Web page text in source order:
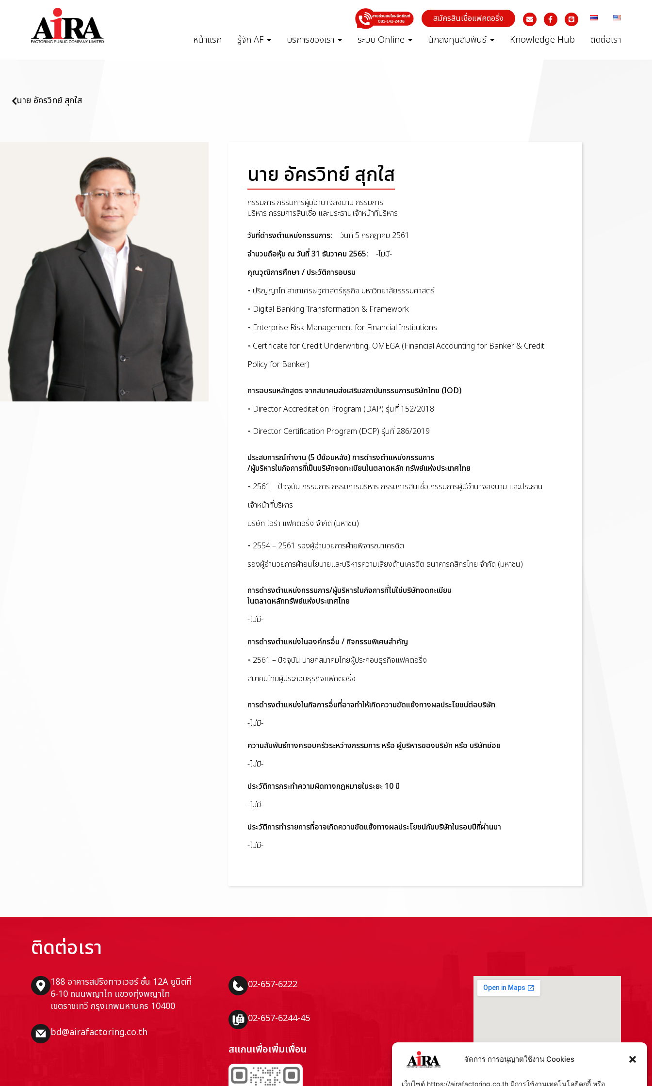
จัดการ การอนุญาตใช้งาน Cookies
เว็บไซต์ https://airafactoring.co.th มีการใช้งานเทคโนโลยีคุกกี้ หรือ
สมัครสินเชื่อแฟคตอริ่ง
หน้าแรก รู้จัก AF บริการของเรา ระบบ Online นักลงทุนสัมพันธ์ Knowledge Hub ติดต่อเรา
นาย อัครวิทย์ สุกใส
นาย อัครวิทย์ สุกใส
กรรมการ กรรมการผู้มีอำนาจลงนาม กรรมการ
บริหาร กรรมการสินเชื่อ และประธานเจ้าหน้าที่บริหาร
วันที่ดำรงตำแหน่งกรรมการ:
วันที่ 5 กรกฎาคม 2561
จำนวนถือหุ้น ณ วันที่ 31 ธันวาคม 2565:
-ไม่มี-
คุณวุฒิการศึกษา / ประวัติการอบรม
• ปริญญาโท สาขาเศรษฐศาสตร์ธุรกิจ มหาวิทยาลัยธรรมศาสตร์
• Digital Banking Transformation & Framework
• Enterprise Risk Management for Financial Institutions
• Certificate for Credit Underwriting, OMEGA (Financial Accounting for Banker & Credit
Policy for Banker)
การอบรมหลักสูตร จากสมาคมส่งเสริมสถาบันกรรมการบริษัทไทย (IOD)
• Director Accreditation Program (DAP) รุ่นที่ 152/2018
• Director Certification Program (DCP) รุ่นที่ 286/2019
ประสบการณ์ทำงาน (5 ปีย้อนหลัง) การดำรงตำแหน่งกรรมการ
/ผู้บริหารในกิจการที่เป็นบริษัทจดทะเบียนในตลาดหลัก ทรัพย์แห่งประเทศไทย
• 2561 – ปัจจุบัน กรรมการ กรรมการบริหาร กรรมการสินเชื่อ กรรมการผู้มีอำนาจลงนาม และประธาน
เจ้าหน้าที่บริหาร
บริษัท ไอร่า แฟคตอริ่ง จำกัด (มหาชน)
• 2554 – 2561 รองผู้อำนวยการฝ่ายพิจารณาเครดิต
รองผู้อำนวยการฝ่ายนโยบายและบริหารความเสี่ยงด้านเครดิต ธนาคารกสิกรไทย จำกัด (มหาชน)
การดำรงตำแหน่งกรรมการ/ผู้บริหารในกิจการที่ไม่ใช่บริษัทจดทะเบียน
ในตลาดหลักทรัพย์แห่งประเทศไทย
-ไม่มี-
การดำรงตำแหน่งในองค์กรอื่น / กิจกรรมพิเศษสำคัญ
• 2561 – ปัจจุบัน นายกสมาคมไทยผู้ประกอบธุรกิจแฟคตอริ่ง
สมาคมไทยผู้ประกอบธุรกิจแฟคตอริ่ง
การดำรงตำแหน่งในกิจการอื่นที่อาจทำให้เกิดความขัดแย้งทางผลประโยชน์ต่อบริษัท
-ไม่มี-
ความสัมพันธ์ทางครอบครัวระหว่างกรรมการ หรือ ผู้บริหารของบริษัท หรือ บริษัทย่อย
-ไม่มี-
ประวัติการกระทำความผิดทางกฎหมายในระยะ 10 ปี
-ไม่มี-
ประวัติการทำรายการที่อาจเกิดความขัดแย้งทางผลประโยชน์กับบริษัทในรอบปีที่ผ่านมา
-ไม่มี-
ติดต่อเรา
188 อาคารสปริงทาวเวอร์ ชั้น 12A ยูนิตที่
6-10 ถนนพญาไท แขวงทุ่งพญาไท
เขตราชเทวี กรุงเทพมหานคร 10400
bd@airafactoring.co.th
02-657-6222
02-657-6244-45
สแกนเพื่อเพิ่มเพื่อน